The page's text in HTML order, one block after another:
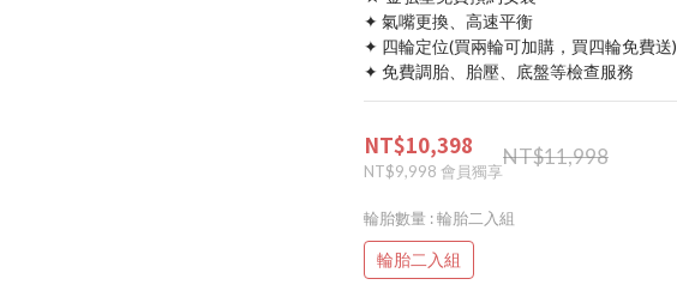
✦ 氣嘴更換、高速平衡
✦ 四輪定位(買兩輪可加購，買四輪免費送)
✦ 免費調胎、胎壓、底盤等檢查服務
NT$11,998
NT$10,398
NT$9,998 會員獨享
輪胎數量 : 輪胎二入組
輪胎二入組